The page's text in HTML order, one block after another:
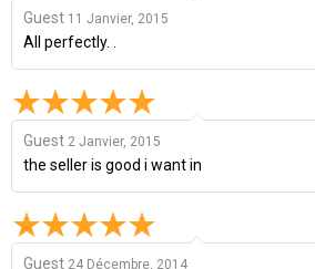
Guest 11 Janvier, 2015
All perfectly. .
Guest 2 Janvier, 2015
the seller is good i want in
Guest 24 Décembre, 2014